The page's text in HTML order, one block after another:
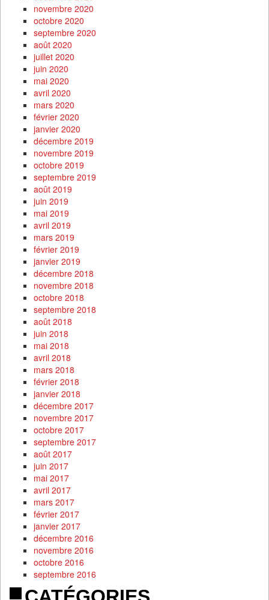
novembre 2020
octobre 2020
septembre 2020
août 2020
juillet 2020
juin 2020
mai 2020
avril 2020
mars 2020
février 2020
janvier 2020
décembre 2019
novembre 2019
octobre 2019
septembre 2019
août 2019
juin 2019
mai 2019
avril 2019
mars 2019
février 2019
janvier 2019
décembre 2018
novembre 2018
octobre 2018
septembre 2018
août 2018
juin 2018
mai 2018
avril 2018
mars 2018
février 2018
janvier 2018
décembre 2017
novembre 2017
octobre 2017
septembre 2017
août 2017
juin 2017
mai 2017
avril 2017
mars 2017
février 2017
janvier 2017
décembre 2016
novembre 2016
octobre 2016
septembre 2016